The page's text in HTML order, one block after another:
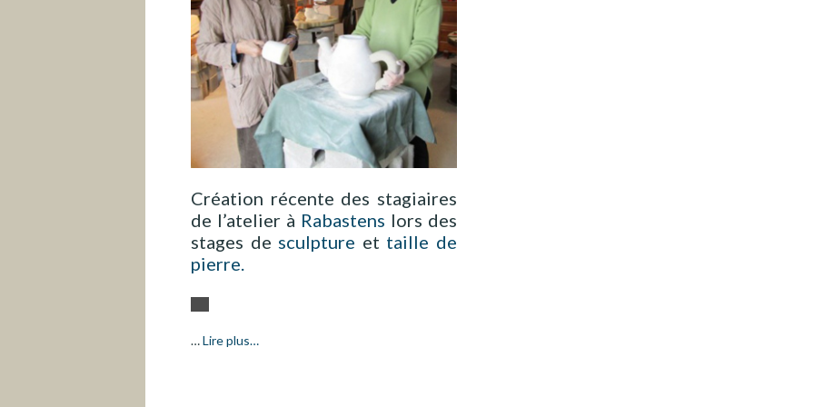
Création récente des stagiaires
de l’atelier à Rabastens lors des
stages de sculpture et taille de
pierre.
…Lire plus…